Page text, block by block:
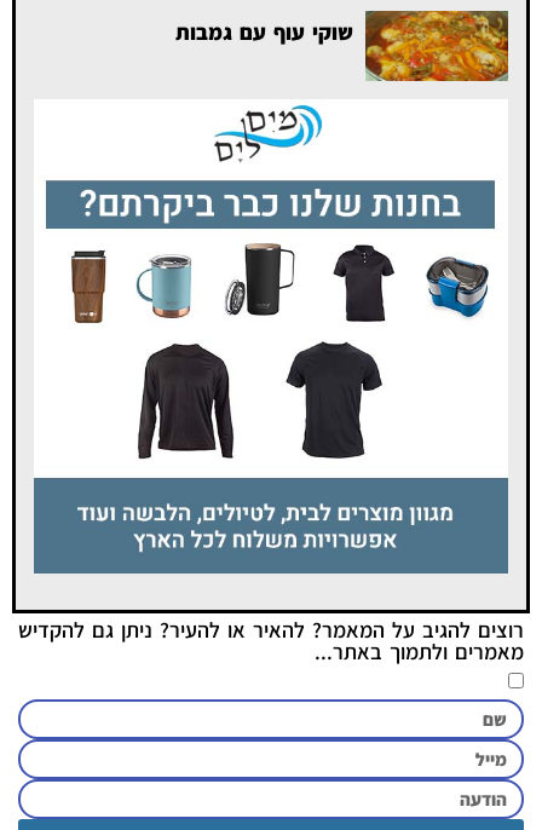
שוקי עוף עם גמבות
רוצים להגיב על המאמר? להאיר או להעיר? ניתן גם להקדיש
מאמרים ולתמוך באתר...